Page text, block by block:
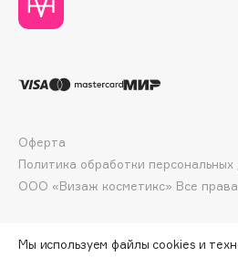
Eigshow
Elie Saab
EMBRACE Haircare
Emmanuelle Jane
Erborian
ООО «Визаж косметикс» Все
Оферта
Политика обработки
Мы используем файлы cookies и